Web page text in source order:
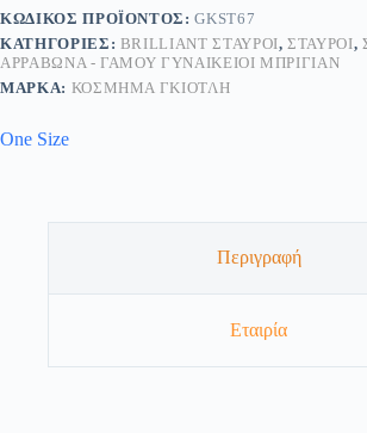
ΚΩΔΙΚΌΣ ΠΡΟΪΌΝΤΟΣ:GKSΤ67
ΚΑΤΗΓΟΡΊΕΣ: BRILLIANT ΣΤΑΥΡΟΊ,ΣΤΑΥΡΟΊ,
ΑΡΡΑΒΏΝΑ - ΓΆΜΟΥ ΓΥΝΑΙΚΕΊΟΙ ΜΠΡΙΓΙΆΝ
ΜΆΡΚΑ: ΚΟΣΜΗΜΑ ΓΚΙΟΤΛΗ
One Size
Περιγραφή
Εταιρία